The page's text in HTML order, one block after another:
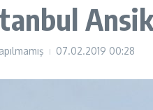
07.02.2019 00:28